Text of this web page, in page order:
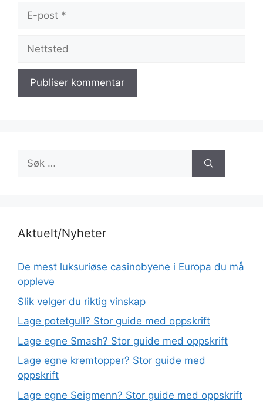
Nettsted
Søk
etter:
Aktuelt/Nyheter
De mest luksuriøse casinobyene i Europa du må
oppleve
Slik velger du riktig vinskap
Lage potetgull? Stor guide med oppskrift
Lage egne Smash? Stor guide med oppskrift
Lage egne kremtopper? Stor guide med
oppskrift
Lage egne Seigmenn? Stor guide med oppskrift